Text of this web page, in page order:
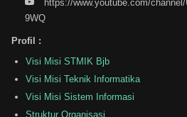
https://www.youtube.com/
9WQ
Profil :
Visi Misi STMIK Bjb
Visi Misi Teknik Informatika
Visi Misi Sistem Informasi
Struktur Organisasi